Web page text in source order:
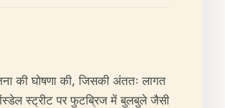
की घोषणा की, जिसकी अंततः लागत
स्ट्रीट पर फुटब्रिज में बुलबुले जैसी